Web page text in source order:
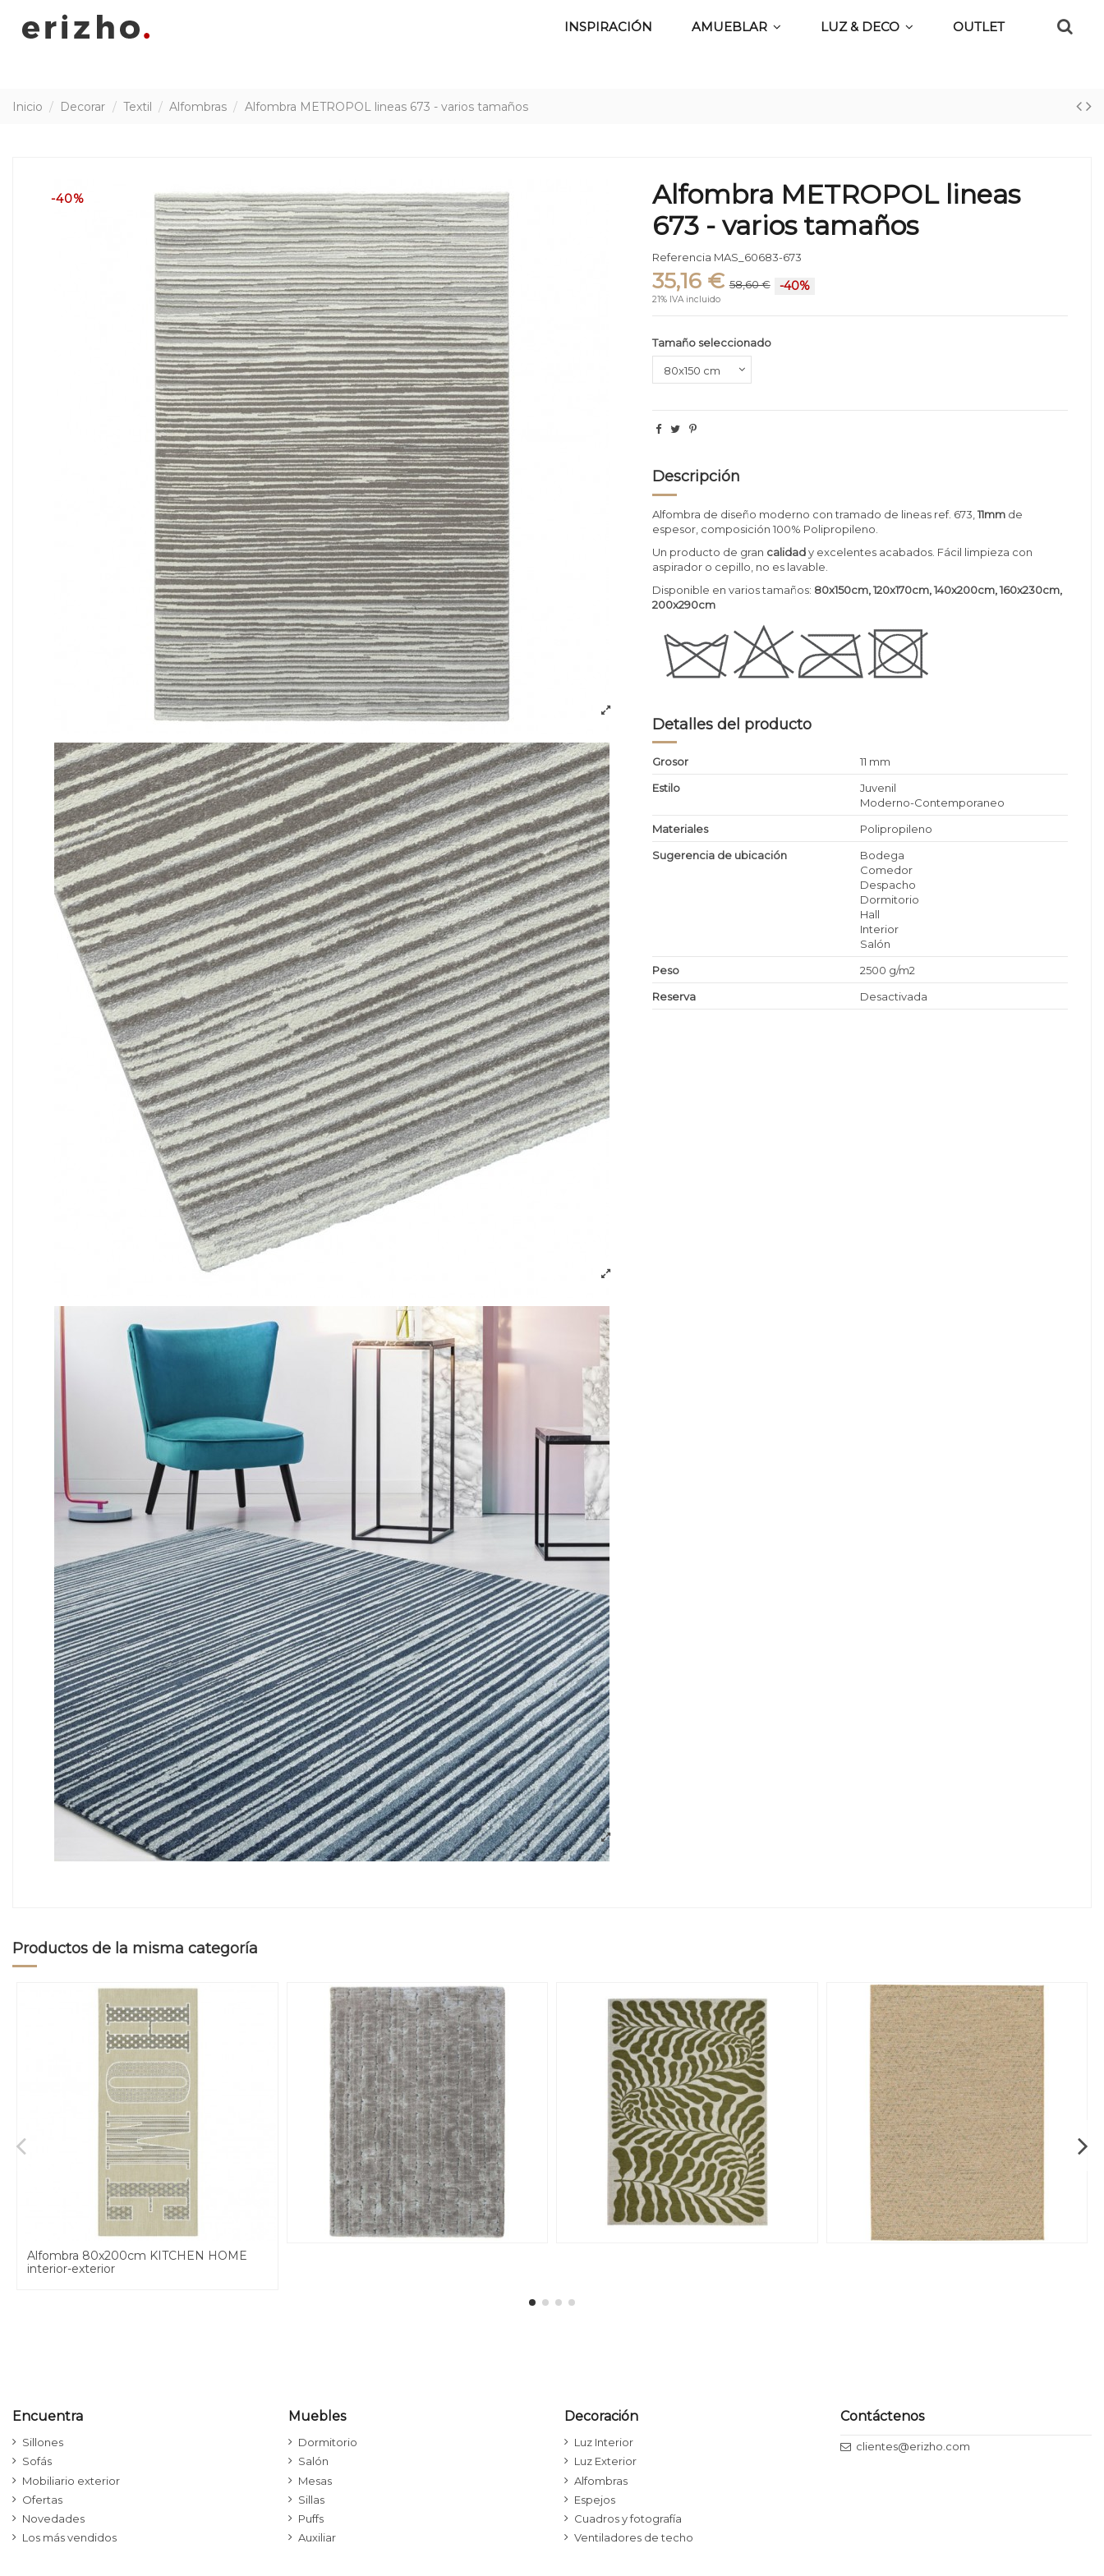
INSPIRACIÓN AMUEBLAR LUZ & DECO OUTLET
Inicio Decorar Textil Alfombras Alfombra METROPOL lineas 673 - varios tamaños
-40%
Alfombra METROPOL lineas
673 - varios tamaños
Referencia MAS_60683-673
35,16 € 58,60 € -40%
21% IVA incluido
Tamaño seleccionado
Descripción
Alfombra de diseño moderno con tramado de lineas ref. 673,11mm de
espesor, composición 100% Polipropileno.
Un producto de gran calidady excelentes acabados. Fácil limpieza con
aspirador o cepillo, no es lavable.
Disponible en varios tamaños: 80x150cm, 120x170cm, 140x200cm, 160x230cm,
200x290cm
Detalles del producto
Grosor
11 mm
Estilo
Juvenil
Moderno-Contemporaneo
Materiales
Polipropileno
Sugerencia de ubicación
Bodega
Comedor
Despacho
Dormitorio
Hall
Interior
Salón
Peso
2500 g/m2
Reserva
Desactivada
Productos de la misma categoría
Alfombra 80x200cm KITCHEN HOME
interior-exterior
Encuentra
Sillones
Sofás
Mobiliario exterior
Ofertas
Novedades
Los más vendidos
Muebles
Dormitorio
Salón
Mesas
Sillas
Puffs
Auxiliar
Decoración
Luz Interior
Luz Exterior
Alfombras
Espejos
Cuadros y fotografía
Ventiladores de techo
Contáctenos
clientes@erizho.com